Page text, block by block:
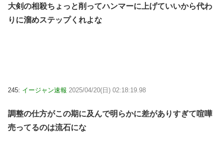
大剣の相殺ちょっと削ってハンマーに上げていいから代わ
りに溜めステップくれよな
245: イージャン速報 2025/04/20(日) 02:18:19.98
調整の仕方がこの期に及んで明らかに差がありすぎて喧嘩
売ってるのは流石にな